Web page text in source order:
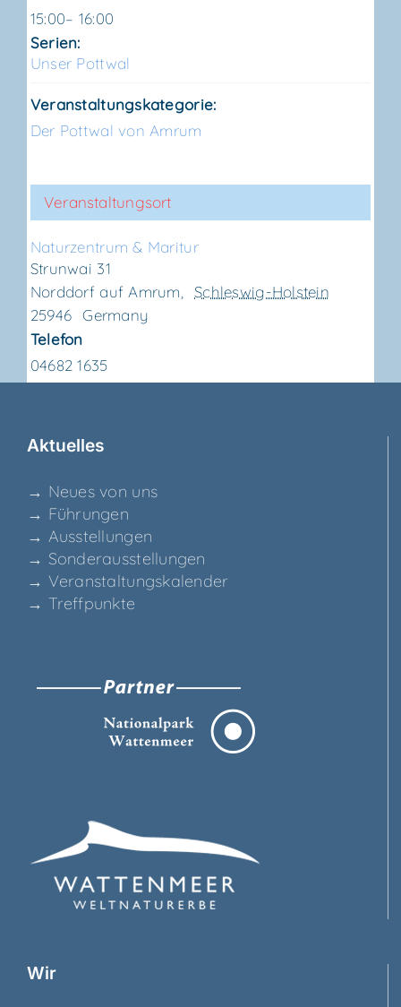
15:00– 16:00
Serien:
Unser Pott­wal
Veranstaltungskategorie:
Der Pottwal von Amrum
Veranstaltungsort
Natur­zen­trum & Maritur
Strunwai 31
Norddorf auf Amrum
Schleswig-Holstein
25946 Germany
Telefon
04682 1635
Aktu­el­les
→ Neu­es von uns
→ Füh­run­gen
→ Aus­stel­lun­gen
→ Son­der­aus­stel­lun­gen
→ Ver­an­stal­tungs­ka­len­der
→ Treff­punk­te
Wir